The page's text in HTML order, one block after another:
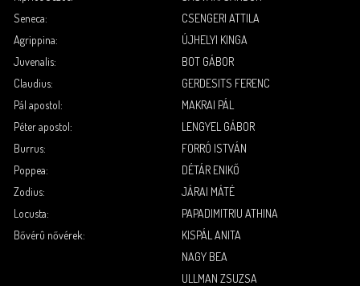
Seneca:
CSENGERI ATTILA
Agrippina:
ÚJHELYI KINGA
Juvenalis:
BOT GÁBOR
Claudius:
GERDESITS FERENC
Pál apostol:
MAKRAI PÁL
Péter apostol:
LENGYEL GÁBOR
Burrus:
FORRÓ ISTVÁN
Poppea:
DÉTÁR ENIKŐ
Zodius:
JÁRAI MÁTÉ
Locusta:
PAPADIMITRIU ATHINA
Bővérû nővérek:
KISPÁL ANITA
NAGY BEA
ULLMAN ZSUZSA